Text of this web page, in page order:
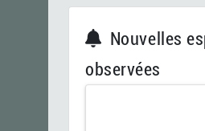
Nouvelles
observées